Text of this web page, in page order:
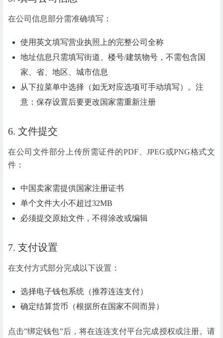
在公司信息部分需准确填写：
使用英文填写营业执照上的完整公司全称
地址信息只需填写街道、楼号/建筑物号，不需包含国
家、省、地区、城市信息
从下拉菜单中选择（如无对应选项可手动填写）。注
意：保存设置后要更改国家需重新注册
6. 文件提交
在公司文件部分上传所需证件的PDF、JPEG或PNG格式文
件：
中国卖家需提供国家注册证书
单个文件大小不超过32MB
必须提交原始文件，不得涂改或编辑
7. 支付设置
在支付方式部分完成以下设置：
选择电子钱包系统（推荐连连支付）
确定结算货币（根据所在国家不同而异）
点击”绑定钱包”后，将在连连支付平台完成授权或注册。请